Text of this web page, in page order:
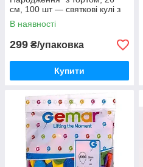
см, 100 шт — святкові кулі з
написом та малюнком
В наявності
299 ₴/упаковка
Купити